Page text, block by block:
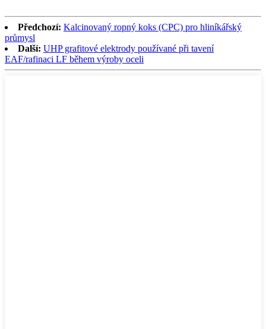
Předchozí: Kalcinovaný ropný koks (CPC) pro hliníkářský
průmysl
Další: UHP grafitové elektrody používané při tavení
EAF/rafinaci LF během výroby oceli